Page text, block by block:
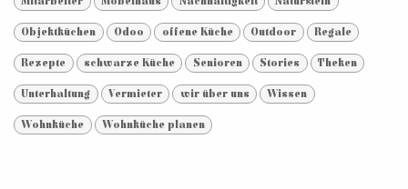
Objektküchen Odoo offene Küche Outdoor Regale
Rezepte schwarze Küche Senioren Stories Theken
Unterhaltung Vermieter wir über uns Wissen
Wohnküche Wohnküche planen